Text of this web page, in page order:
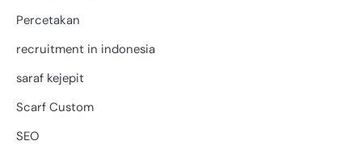
Percetakan
recruitment in indonesia
saraf kejepit
Scarf Custom
SEO